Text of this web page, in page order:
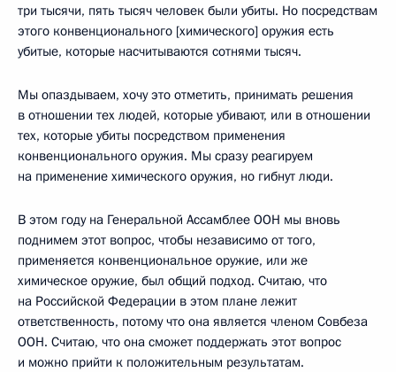
три тысячи, пять тысяч человек были убиты. Но посредствам
этого конвенционального [химического] оружия есть
убитые, которые насчитываются сотнями тысяч.
Мы опаздываем, хочу это отметить, принимать решения
в отношении тех людей, которые убивают, или в отношении
тех, которые убиты посредством применения
конвенционального оружия. Мы сразу реагируем
на применение химического оружия, но гибнут люди.
В этом году на Генеральной Ассамблее ООН мы вновь
поднимем этот вопрос, чтобы независимо от того,
применяется конвенциональное оружие, или же
химическое оружие, был общий подход. Считаю, что
на Российской Федерации в этом плане лежит
ответственность, потому что она является членом Совбеза
ООН. Считаю, что она сможет поддержать этот вопрос
и можно прийти к положительным результатам.